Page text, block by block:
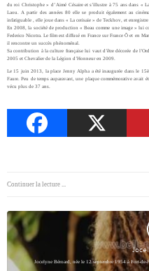
du roi Christophe » d’ Aimé Césaire et s’illustre à 75 ans dans «
Laou. A partir des années 80 elle se produit également au
infatiguable , elle joue dans « La cerisaie » de Teckhov, et
En 2008, la société de production « Beau comme une image » lui
Federico Nicotra. Le film est diffusé en France sur France Ô et en
il rencontre un succès phénoménal.
Sa contribution à la culture française lui vaut d’être décorée de
2005 et Chevalier de la Légion d’Honneur en 2009.
Le 15 juin 2013, la place Jenny Alpha a été inaugurée dans le
Faure. Peu de temps auparavant, une plaque commémorative
vécu plus de 37 ans.
Continuer la lecture ...
Jocelyne Béroard, née le 12 septembre 1954 à Fort-